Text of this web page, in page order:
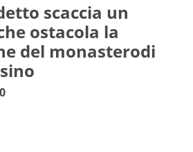
scaccia un
ostacola la
del monasterodi